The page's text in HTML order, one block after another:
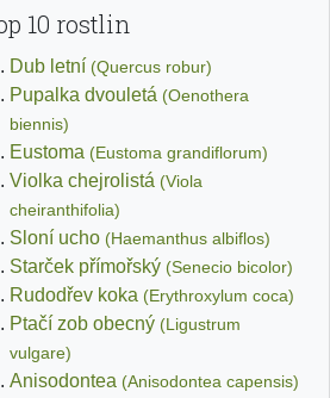
10 rostlin
Dub letní (Quercus robur)
Pupalka dvouletá (Oenothera
biennis)
Eustoma (Eustoma grandiflorum)
Violka chejrolistá (Viola
cheiranthifolia)
Sloní ucho (Haemanthus albiflos)
Starček přímořský (Senecio bicolor)
Rudodřev koka (Erythroxylum coca)
Ptačí zob obecný (Ligustrum
vulgare)
Anisodontea (Anisodontea capensis)